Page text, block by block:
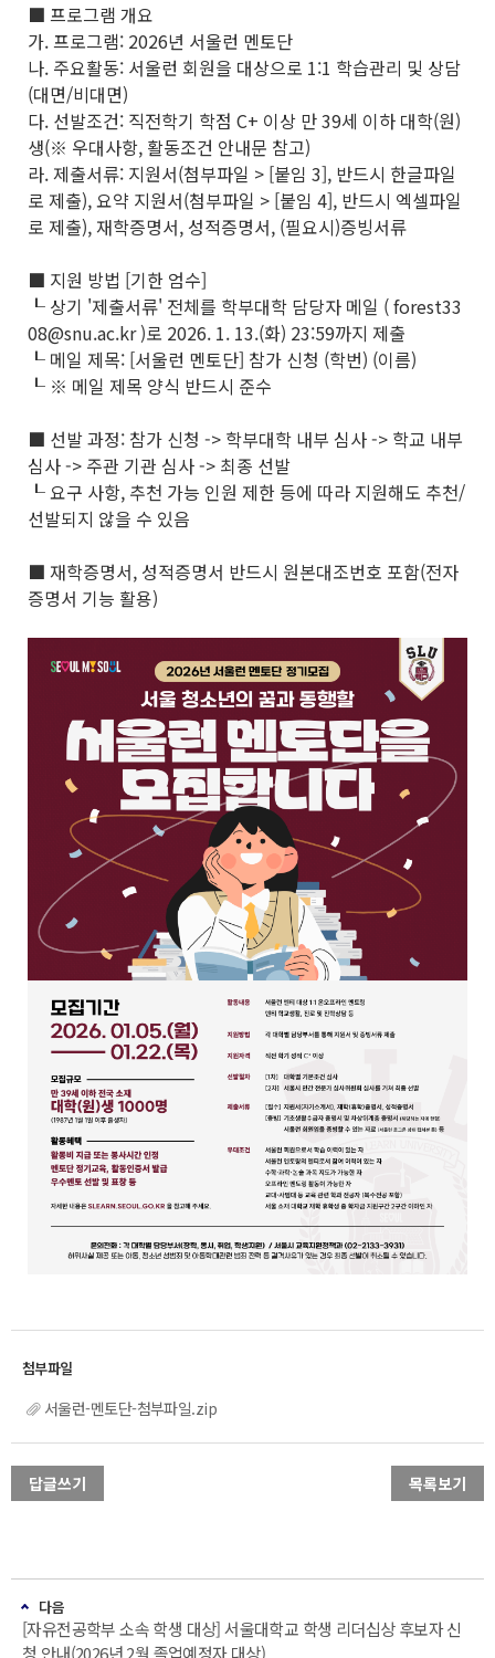
■ 프로그램 개요
가. 프로그램: 2026년 서울런 멘토단
나. 주요활동: 서울런 회원을 대상으로 1:1 학습관리 및 상담
(대면/비대면)
다. 선발조건: 직전학기 학점 C+ 이상 만 39세 이하 대학(원)
생(※ 우대사항, 활동조건 안내문 참고)
라. 제출서류: 지원서(첨부파일 > [붙임 3], 반드시 한글파일
로 제출), 요약 지원서(첨부파일 > [붙임 4], 반드시 엑셀파일
로 제출), 재학증명서, 성적증명서, (필요시)증빙서류
■ 지원 방법 [기한 엄수]
┖ 상기 '제출서류' 전체를 학부대학 담당자 메일 ( forest33
08@snu.ac.kr )로 2026. 1. 13.(화) 23:59까지 제출
┖ 메일 제목: [서울런 멘토단] 참가 신청 (학번) (이름)
┖ ※ 메일 제목 양식 반드시 준수
■ 선발 과정: 참가 신청 -> 학부대학 내부 심사 -> 학교 내부
심사 -> 주관 기관 심사 -> 최종 선발
┖ 요구 사항, 추천 가능 인원 제한 등에 따라 지원해도 추천/
선발되지 않을 수 있음
■ 재학증명서, 성적증명서 반드시 원본대조번호 포함(전자
증명서 기능 활용)
서울런-멘토단-첨부파일.zip
답글쓰기 목록보기
다음
[자유전공학부 소속 학생 대상] 서울대학교 학생 리더십상 후보자 신
청 안내(2026년 2월 졸업예정자 대상)